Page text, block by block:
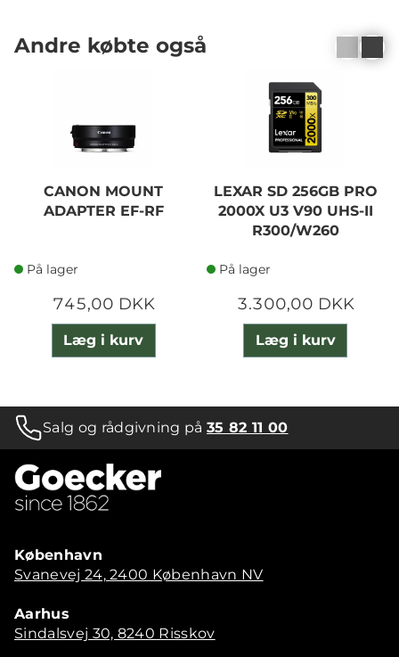
Andre købte også
CANON MOUNT
ADAPTER EF-RF
På lager
745,00 DKK
Læg i kurv
LEXAR SD 256GB PRO
2000X U3 V90 UHS-II
R300/W260
På lager
3.300,00 DKK
Læg i kurv
Salg og rådgivning på35 82 11 00
København
Svanevej 24, 2400 København NV
Aarhus
Sindalsvej 30, 8240 Risskov